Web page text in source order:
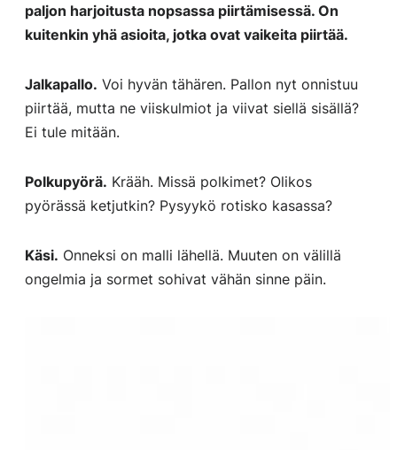
paljon harjoitusta nopsassa piirtämisessä. On
kuitenkin yhä asioita, jotka ovat vaikeita piirtää.
Jalkapallo. Voi hyvän tähären. Pallon nyt onnistuu
piirtää, mutta ne viiskulmiot ja viivat siellä sisällä?
Ei tule mitään.
Polkupyörä. Krääh. Missä polkimet? Olikos
pyörässä ketjutkin? Pysyykö rotisko kasassa?
Käsi. Onneksi on malli lähellä. Muuten on välillä
ongelmia ja sormet sohivat vähän sinne päin.